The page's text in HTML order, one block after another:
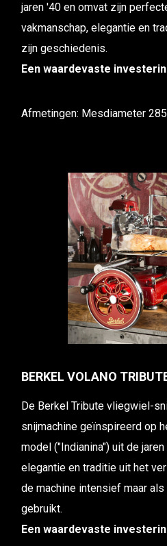
jaren '40 en omvat zijn
vakmanschap, elegantie en
zijn geschiedenis.
Een waardevaste
Afmetingen: Mesdiameter
BERKEL VOLANO
De Berkel Tribute vliegwiel-
snijmachine geïnspireerd op
model ("Indianina") uit de
elegantie en traditie uit het
de machine intensief maar
gebruikt.
Een waardevaste